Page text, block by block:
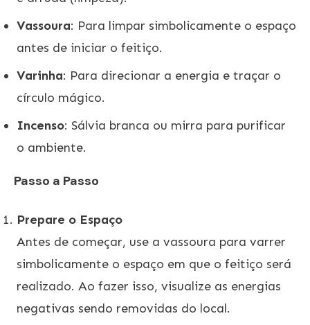
Vassoura: Para limpar simbolicamente o espaço
antes de iniciar o feitiço.
Varinha: Para direcionar a energia e traçar o
círculo mágico.
Incenso: Sálvia branca ou mirra para purificar
o ambiente.
Passo a Passo
Prepare o Espaço
Antes de começar, use a vassoura para varrer
simbolicamente o espaço em que o feitiço será
realizado. Ao fazer isso, visualize as energias
negativas sendo removidas do local.